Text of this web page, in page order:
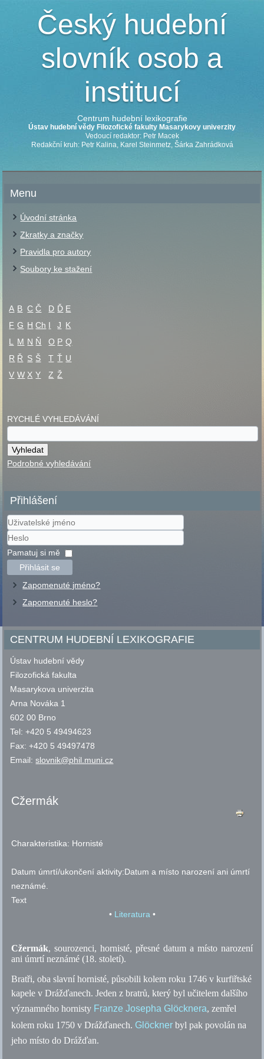
Český hudební
slovník osob a
institucí
Centrum hudební lexikografie
Ústav hudební vědy Filozofické fakulty Masarykovy univerzity
Vedoucí redaktor: Petr Macek
Redakční kruh: Petr Kalina, Karel Steinmetz, Šárka Zahrádková
Menu
Úvodní stránka
Zkratky a značky
Pravidla pro autory
Soubory ke stažení
A B C Č D Ď E
F G H Ch I J K
L
M N Ň O P Q
R Ř S Š T Ť U
V W X Y Z Ž
RYCHLÉ VYHLEDÁVÁNÍ
Podrobné vyhledávání
Přihlášení
Uživatelské
jméno
Heslo
Pamatuj si mě
Přihlásit se
Zapomenuté jméno?
Zapomenuté heslo?
CENTRUM HUDEBNÍ LEXIKOGRAFIE
Ústav hudební vědy
Filozofická fakulta
Masarykova univerzita
Arna Nováka 1
602 00 Brno
Tel: +420 5 49494623
Fax: +420 5 49497478
Email:slovnik@phil.muni.cz
Cžermák
Charakteristika: Hornisté
Datum úmrtí/ukončení aktivity:Datum a místo narození ani úmrtí
neznámé.
Text
• Literatura•
Cžermák, sourozenci, hornisté, přesné datum a místo narození
ani úmrtí neznámé (18. století).
Bratři, oba slavní hornisté, působili kolem roku 1746 v kurfiřtské
kapele v Drážďanech. Jeden z bratrů, který byl učitelem dalšího
významného hornisty Franze Josepha Glöcknera, zemřel
kolem roku 1750 v Drážďanech. Glöckner byl pak povolán na
jeho místo do Drážďan.